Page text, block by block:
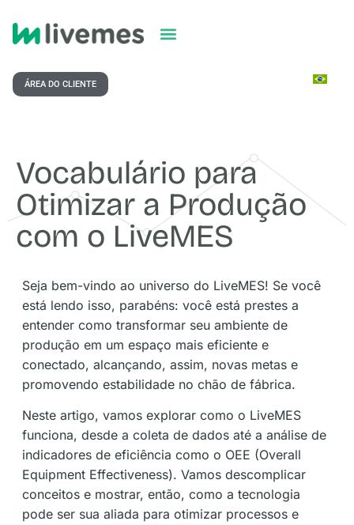
ÁREA DO CLIENTE
Vocabulário para
Otimizar a Produção
com o LiveMES
Seja bem-vindo ao universo do LiveMES! Se você
está lendo isso, parabéns: você está prestes a
entender como transformar seu ambiente de
produção em um espaço mais eficiente e
conectado, alcançando, assim, novas metas e
promovendo estabilidade no chão de fábrica.
Neste artigo, vamos explorar como o LiveMES
funciona, desde a coleta de dados até a análise de
indicadores de eficiência como o OEE (Overall
Equipment Effectiveness). Vamos descomplicar
conceitos e mostrar, então, como a tecnologia
pode ser sua aliada para otimizar processos e